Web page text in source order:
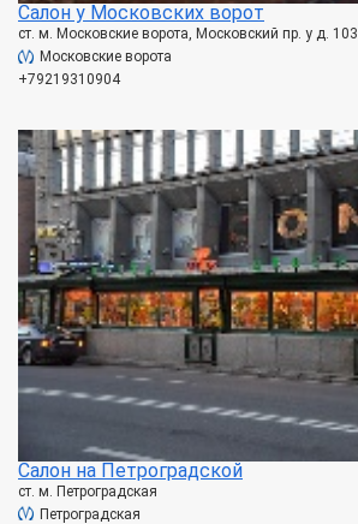
Салон у Московских ворот
ст. м. Московские ворота, Московский пр. у д. 103
Московские ворота
+79219310904
Салон на Петроградской
ст. м. Петроградская
Петроградская